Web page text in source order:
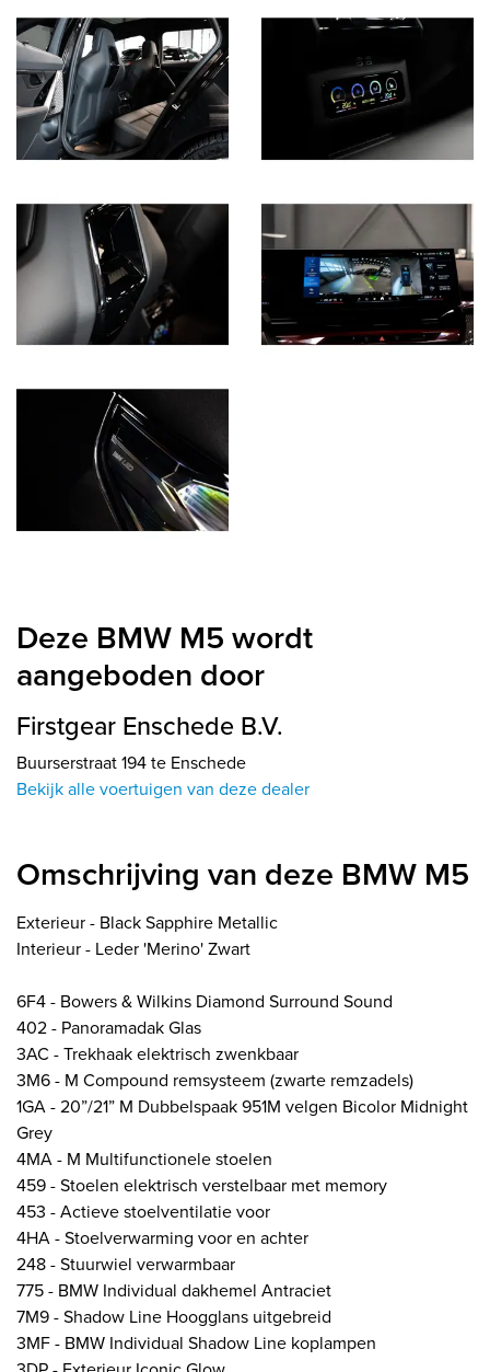
Deze BMW M5 wordt
aangeboden door
Firstgear Enschede B.V.
Buurserstraat 194 te Enschede
Bekijk alle voertuigen van deze dealer
Omschrijving van deze BMW M5
Exterieur - Black Sapphire Metallic
Interieur - Leder 'Merino' Zwart
6F4 - Bowers & Wilkins Diamond Surround Sound
402 - Panoramadak Glas
3AC - Trekhaak elektrisch zwenkbaar
3M6 - M Compound remsysteem (zwarte remzadels)
1GA - 20”/21” M Dubbelspaak 951M velgen Bicolor Midnight
Grey
4MA - M Multifunctionele stoelen
459 - Stoelen elektrisch verstelbaar met memory
453 - Actieve stoelventilatie voor
4HA - Stoelverwarming voor en achter
248 - Stuurwiel verwarmbaar
775 - BMW Individual dakhemel Antraciet
7M9 - Shadow Line Hoogglans uitgebreid
3MF - BMW Individual Shadow Line koplampen